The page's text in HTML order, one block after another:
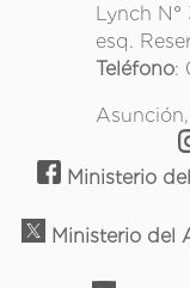
Lynch N°
esq.
Teléfono:
Ministerio
Ministerio del